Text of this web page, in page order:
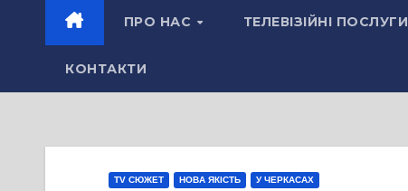
ПРО НАС ТЕЛЕВІЗІЙНІ ПОСЛУГИ
КОНТАКТИ
TV СЮЖЕТ НОВА ЯКІСТЬ У ЧЕРКАСАХ